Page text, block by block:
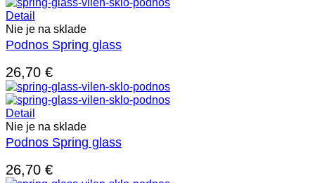
Detail
Nie je na sklade
Podnos Spring glass
26,70 €
Detail
Nie je na sklade
Podnos Spring glass
26,70 €